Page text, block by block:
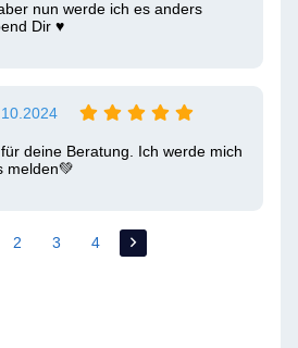
nun werde ich es anders
Dir ♥
deine Beratung. Ich werde mich
melden💚
2 3 4